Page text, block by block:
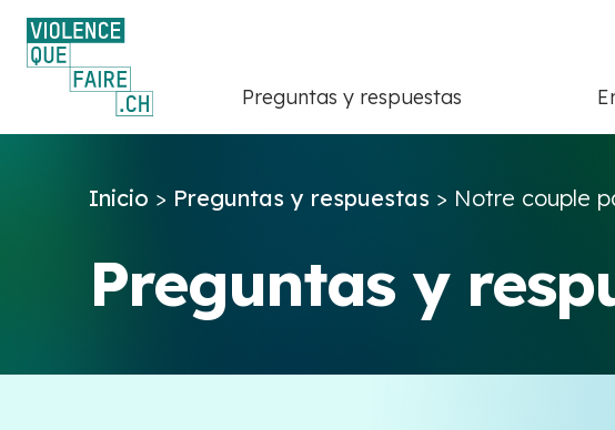
Preguntas y respuestas
Inicio > Preguntas y respuestas > Notre couple
Preguntas y